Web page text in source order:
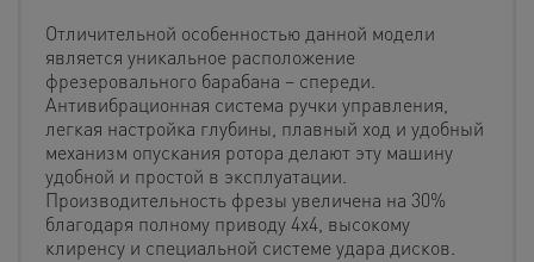
Отличительной особенностью данной модели
является уникальное расположение
фрезеровального барабана – спереди.
Антивибрационная система ручки управления,
легкая настройка глубины, плавный ход и удобный
механизм опускания ротора делают эту машину
удобной и простой в эксплуатации.
Производительность фрезы увеличена на 30%
благодаря полному приводу 4х4, высокому
клиренсу и специальной системе удара дисков.